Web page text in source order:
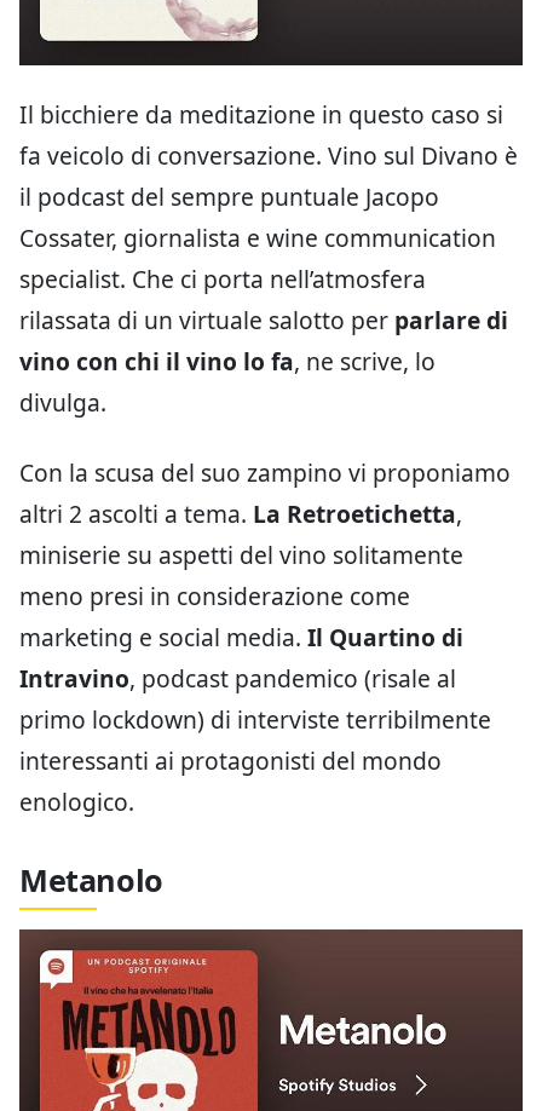
Il bicchiere da meditazione in questo caso si
fa veicolo di conversazione. Vino sul Divano è
il podcast del sempre puntuale Jacopo
Cossater, giornalista e wine communication
specialist. Che ci porta nell’atmosfera
rilassata di un virtuale salotto per parlare di
vino con chi il vino lo fa, ne scrive, lo
divulga.
Con la scusa del suo zampino vi proponiamo
altri 2 ascolti a tema. La Retroetichetta,
miniserie su aspetti del vino solitamente
meno presi in considerazione come
marketing e social media. Il Quartino di
Intravino, podcast pandemico (risale al
primo lockdown) di interviste terribilmente
interessanti ai protagonisti del mondo
enologico.
Metanolo